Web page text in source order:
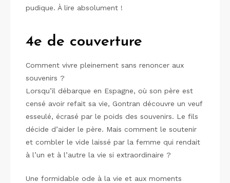
pudique. À lire absolument !
4e de couverture
Comment vivre pleinement sans renoncer aux
souvenirs ?
Lorsqu’il débarque en Espagne, où son père est
censé avoir refait sa vie, Gontran découvre un veuf
esseulé, écrasé par le poids des souvenirs. Le fils
décide d’aider le père. Mais comment le soutenir
et combler le vide laissé par la femme qui rendait
à l’un et à l’autre la vie si extraordinaire ?
Une formidable ode à la vie et aux moments